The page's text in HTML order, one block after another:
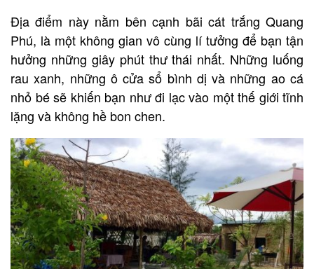
Địa điểm này nằm bên cạnh bãi cát trắng Quang
Phú, là một không gian vô cùng lí tưởng để bạn tận
hưởng những giây phút thư thái nhất. Những luống
rau xanh, những ô cửa sổ bình dị và những ao cá
nhỏ bé sẽ khiến bạn như đi lạc vào một thế giới tĩnh
lặng và không hề bon chen.